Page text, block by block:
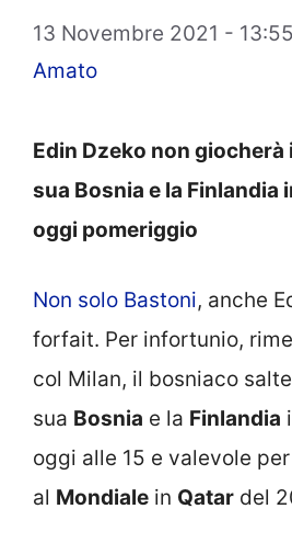
13 Novembre 2021 - 13:55
Amato
Edin Dzeko non giocherà
sua Bosnia e la Finlandia
oggi pomeriggio
Non solo Bastoni, anche
forfait. Per infortunio,
col Milan, il bosniaco
sua Bosnia e la Finlandia
oggi alle 15 e valevole
al Mondiale in Qatar del